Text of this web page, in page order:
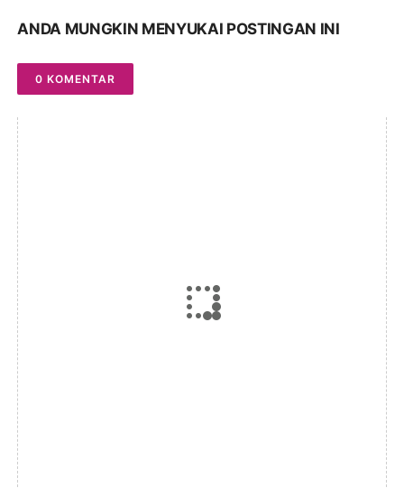
ANDA MUNGKIN MENYUKAI POSTINGAN INI
0 KOMENTAR